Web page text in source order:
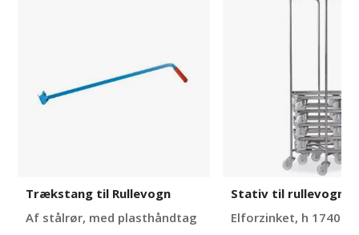
Trækstang til Rullevogn
Af stålrør, med plasthåndtag
Stativ til rullevogn
Elforzinket, h 1740